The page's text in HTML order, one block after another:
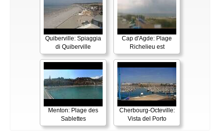
Quiberville: Spiaggia
di Quiberville
Cap d'Agde: Plage
Richelieu est
Menton: Plage des
Sablettes
Cherbourg-Octeville:
Vista del Porto